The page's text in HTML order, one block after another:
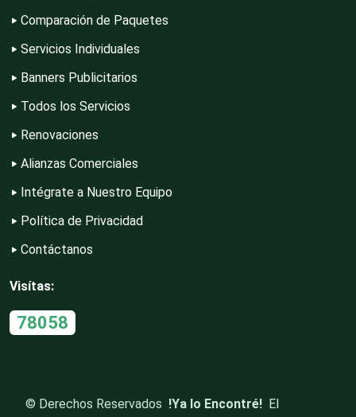
Construcciones en General
Contadores
Control de Plagas
Conversiones Automotrices
Copiadoras
Cortinas, Persianas y Alfombras
Comparación de Paquetes
Servicios Individuales
Banners Publicitarios
Todos los Servicios
Renovaciones
Alianzas Comerciales
Intégrate a Nuestro Equipo
Política de Privacidad
Contáctanos
Visítas:
78058
© Derechos Reservados !Ya lo Encontré! El